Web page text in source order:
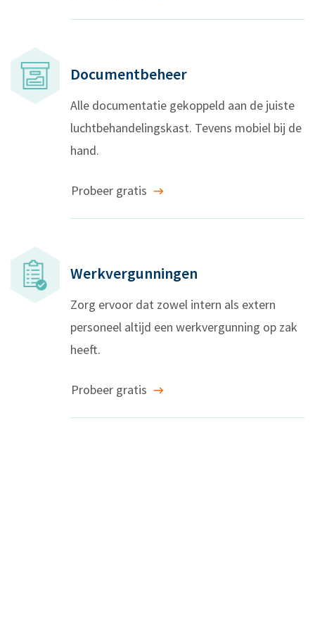
Documentbeheer
Alle documentatie gekoppeld aan de juiste
luchtbehandelingskast. Tevens mobiel bij de
hand.
Probeer gratis
Werkvergunningen
Zorg ervoor dat zowel intern als extern
personeel altijd een werkvergunning op zak
heeft.
Probeer gratis